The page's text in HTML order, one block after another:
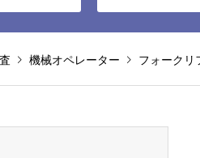
機械オペレーター フォークリ